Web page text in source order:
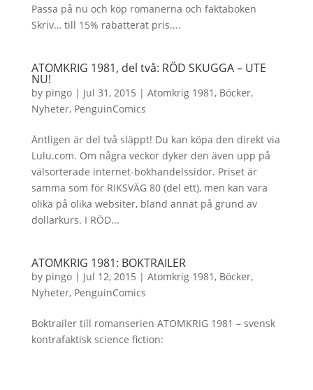
Passa på nu och köp romanerna och faktaboken
Skriv… till 15% rabatterat pris....
ATOMKRIG 1981, del två: RÖD SKUGGA – UTE
NU!
by pingo| Jul 31, 2015 | Atomkrig 1981, Böcker,
Nyheter, PenguinComics
Äntligen är del två släppt! Du kan köpa den direkt via
Lulu.com. Om några veckor dyker den även upp på
välsorterade internet-bokhandelssidor. Priset är
samma som för RIKSVÄG 80 (del ett), men kan vara
olika på olika websiter, bland annat på grund av
dollarkurs. I RÖD...
ATOMKRIG 1981: BOKTRAILER
by pingo| Jul 12, 2015 | Atomkrig 1981, Böcker,
Nyheter, PenguinComics
Boktrailer till romanserien ATOMKRIG 1981 – svensk
kontrafaktisk science fiction: